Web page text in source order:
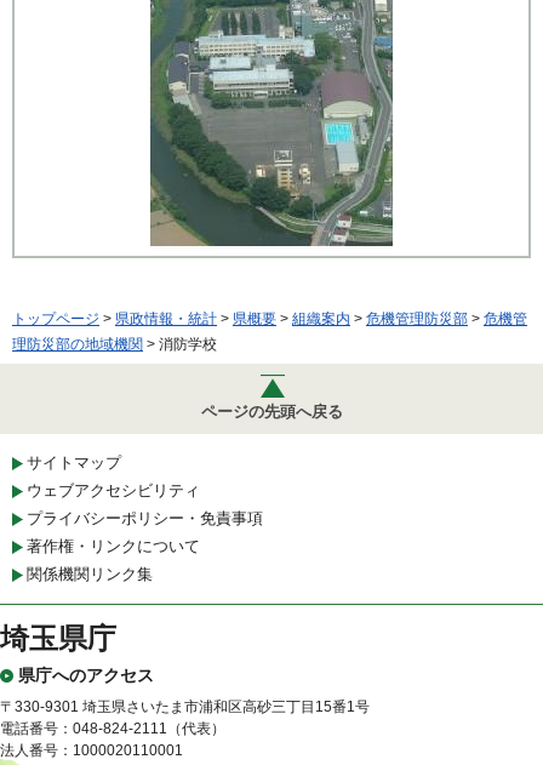
トップページ > 県政情報・統計 > 県概要 > 組織案内 > 危機管理防災部 > 危機管
理防災部の地域機関 > 消防学校
ページの先頭へ戻る
サイトマップ
ウェブアクセシビリティ
プライバシーポリシー・免責事項
著作権・リンクについて
関係機関リンク集
埼玉県庁
県庁へのアクセス
〒330-9301 埼玉県さいたま市浦和区高砂三丁目15番1号
電話番号：048-824-2111（代表）
法人番号：1000020110001